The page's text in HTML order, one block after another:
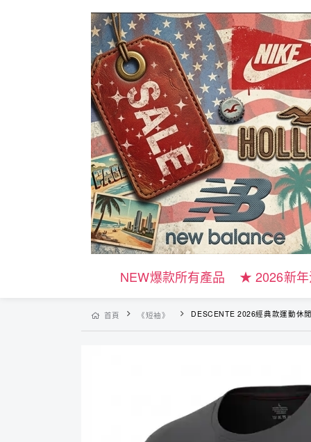
NEW爆款所有產品 ★ 2026新年
首頁 《短袖》 DESCENTE 2026經典款運動休閒夏季排汗